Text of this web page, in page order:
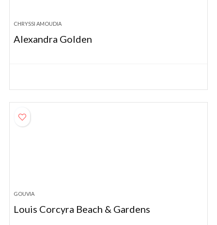
CHRYSSI AMOUDIA
Alexandra Golden
GOUVIA
Louis Corcyra Beach & Gardens